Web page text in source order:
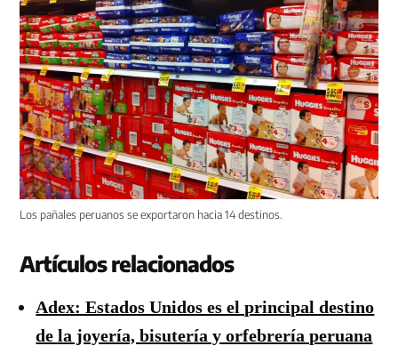
Los pañales peruanos se exportaron hacia 14 destinos.
Artículos relacionados
Adex: Estados Unidos es el principal destino
de la joyería, bisutería y orfebrería peruana